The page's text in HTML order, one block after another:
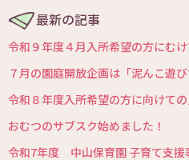
最新の記事
令和９年度４月入所希望の方にむ
７月の園庭開放企画は「泥んこ遊び
令和８年度入所希望の方に向けて
おむつのサブスク始めました！
令和7年度 中山保育園 子育て支援